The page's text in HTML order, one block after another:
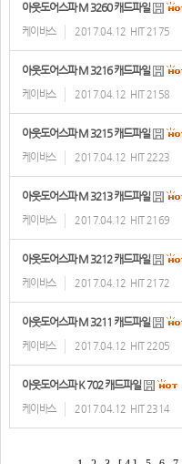
아웃도어스파 M 3260 캐드파일
케이바스 2017.04.12 HIT 2175
아웃도어스파 M 3216 캐드파일
케이바스 2017.04.12 HIT 2158
아웃도어스파 M 3215 캐드파일
케이바스 2017.04.12 HIT 2223
아웃도어스파 M 3213 캐드파일
케이바스 2017.04.12 HIT 2169
아웃도어스파 M 3212 캐드파일
케이바스 2017.04.12 HIT 2172
아웃도어스파 M 3211 캐드파일
케이바스 2017.04.12 HIT 2205
아웃도어스파 K 702 캐드파일
케이바스 2017.04.12 HIT 2314